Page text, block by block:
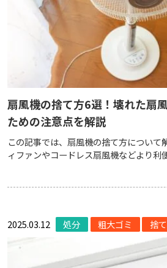
扇風機の捨て方6選！壊れた扇
ための注意点を解説
この記事では、扇風機の捨て方について
ィファンやコードレス扇風機などより利
2025.03.12 処分 粗大ゴミ 捨